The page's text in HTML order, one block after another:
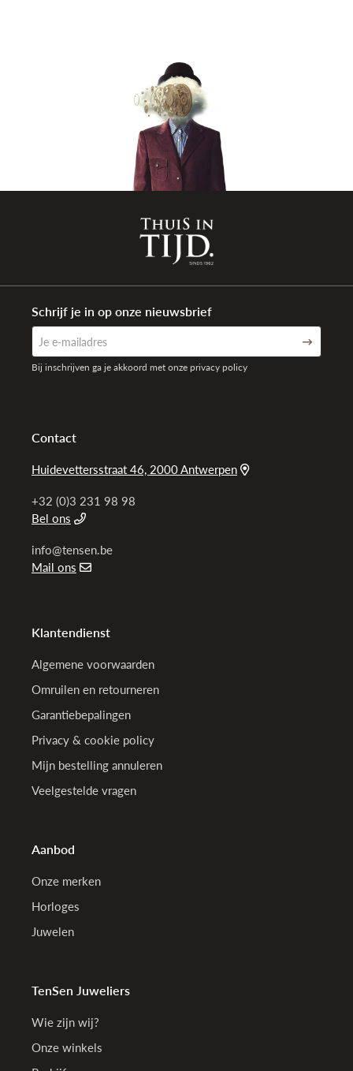
3 ATM Spat-waterdicht (30 meter)
2 jaar internationaal
Contact
Huidevettersstraat 46, 2000 Antwerpen
+32 (0)3 231 98 98
Bel ons
info@tensen.be
Mail ons
Klantendienst
Algemene voorwaarden
Omruilen en retourneren
Garantiebepalingen
Privacy & cookie policy
Mijn bestelling annuleren
Veelgestelde vragen
Aanbod
Onze merken
Horloges
Juwelen
TenSen Juweliers
Wie zijn wij?
Onze winkels
Schrijf je in op onze nieuwsbrief
Bij inschrijven ga je akkoord met onze privacy policy